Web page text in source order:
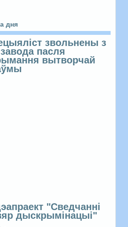
дня
звольнены з
пасля
вытворчай
"Сведчанні
дыскрымінацыі"